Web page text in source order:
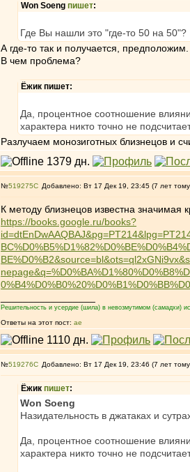
Won Soeng пишет:
Где Вы нашли это "где-то 50 на
А где-то так и получается,
В чем проблема?
Ёжик пишет:
Да, процентное соотношение
характера никто точно не
Разлучаем монозиготных близнецов и
№519275 Добавлено: Вт 17 Дек 19, 23:45 (7 лет
К методу близнецов известна значимая
https://books.google.ru/books?
Решительность и усердие (шила) в невозмутимом (самадхи)
Ответы на этот пост: ae
№519276 Добавлено: Вт 17 Дек 19, 23:46 (7 лет
Ёжик пишет:
Won Soeng
Назидательность в джатаках и
Да, процентное соотношение
характера никто точно не